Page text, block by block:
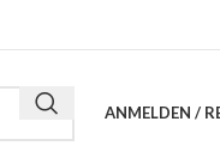
ANMELDEN /